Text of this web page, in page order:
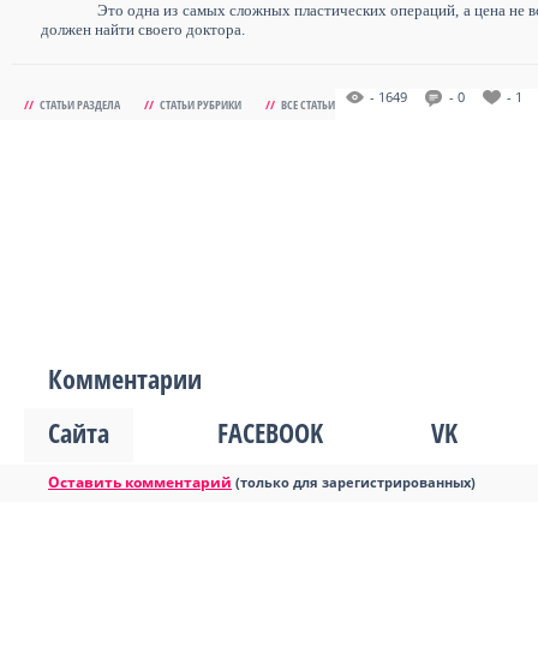
Это одна из самых сложных пластических операций, а цена не
должен найти своего доктора.
// СТАТЬИ РАЗДЕЛА // СТАТЬИ РУБРИКИ // ВСЕ СТАТЬИ - 1649 - 0 - 1
Комментарии
Сайта
FACEBOOK VK
Оставить комментарий (только для зарегистрированных)